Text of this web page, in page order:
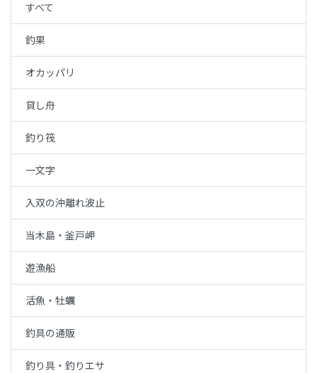
すべて
釣果
オカッパリ
貸し舟
釣り筏
一文字
入双の沖離れ波止
当木島・釜戸岬
遊漁船
活魚・牡蠣
釣具の通販
釣り具・釣りエサ